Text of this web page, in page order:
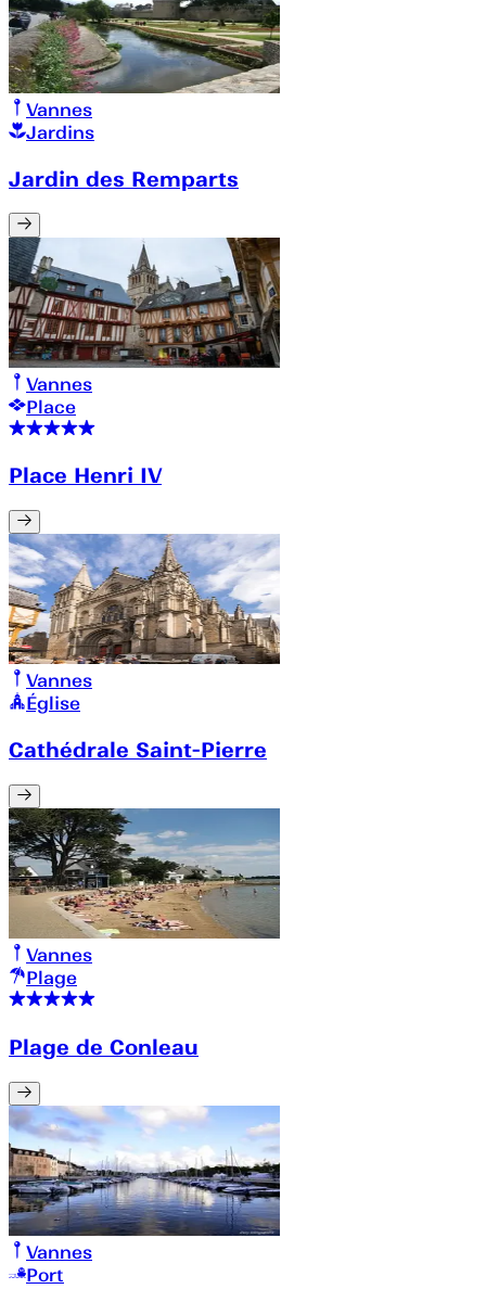
Vannes
Jardins
Jardin des Remparts
Vannes
Place
Place Henri IV
Vannes
Église
Cathédrale Saint-Pierre
Vannes
Plage
Plage de Conleau
Vannes
Port